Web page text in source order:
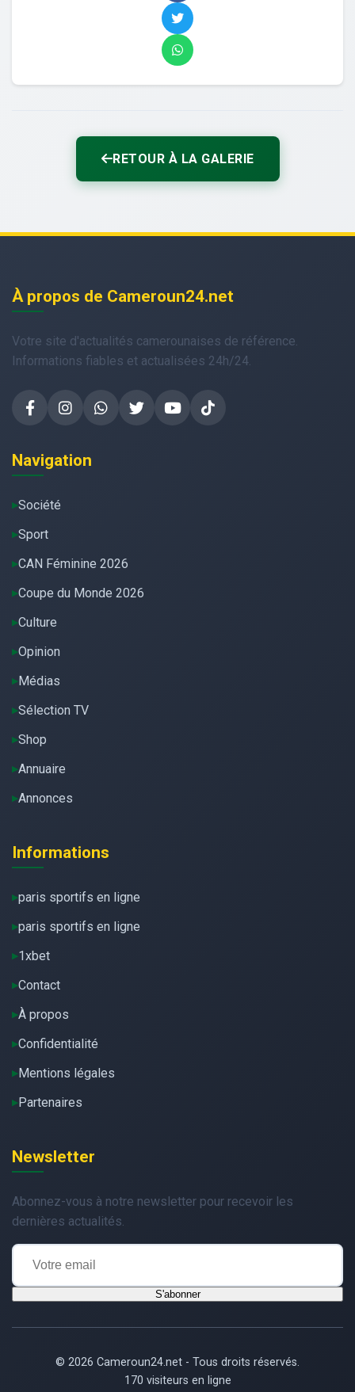
RETOUR À LA GALERIE
À propos de Cameroun24.net
Votre site d'actualités camerounaises de référence.
Informations fiables et actualisées 24h/24.
Navigation
Société
Sport
CAN Féminine 2026
Coupe du Monde 2026
Culture
Opinion
Médias
Sélection TV
Shop
Annuaire
Annonces
Informations
paris sportifs en ligne
paris sportifs en ligne
1xbet
Contact
À propos
Confidentialité
Mentions légales
Partenaires
Newsletter
Abonnez-vous à notre newsletter pour recevoir les
dernières actualités.
S'abonner
© 2026 Cameroun24.net - Tous droits réservés.
170 visiteurs en ligne